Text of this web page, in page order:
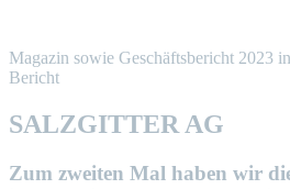
Magazin sowie Geschäftsbericht 2023
Bericht
SALZGITTER AG
Zum zweiten Mal haben wir